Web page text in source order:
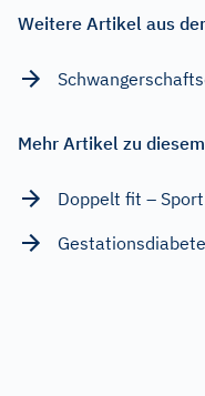
Weitere Artikel aus
Mehr Artikel zu
Doppelt fit –